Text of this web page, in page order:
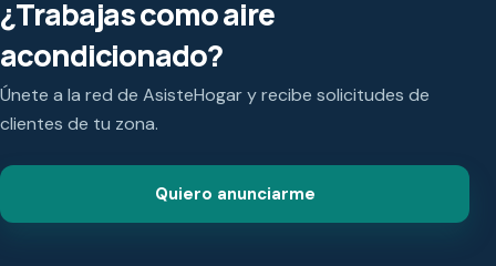
¿Trabajas como aire
acondicionado?
Únete a la red de AsisteHogar y recibe solicitudes de
clientes de tu zona.
Quiero anunciarme